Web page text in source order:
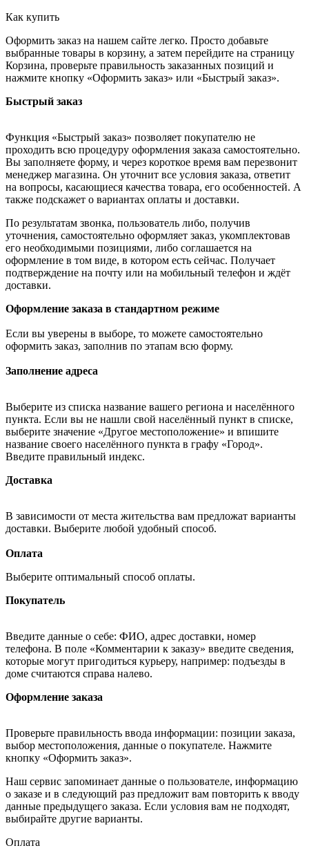
Как купить
Оформить заказ на нашем сайте легко. Просто добавьте
выбранные товары в корзину, а затем перейдите на страницу
Корзина, проверьте правильность заказанных позиций и
нажмите кнопку «Оформить заказ» или «Быстрый заказ».
Быстрый заказ
Функция «Быстрый заказ» позволяет покупателю не
проходить всю процедуру оформления заказа самостоятельно.
Вы заполняете форму, и через короткое время вам перезвонит
менеджер магазина. Он уточнит все условия заказа, ответит
на вопросы, касающиеся качества товара, его особенностей. А
также подскажет о вариантах оплаты и доставки.
По результатам звонка, пользователь либо, получив
уточнения, самостоятельно оформляет заказ, укомплектовав
его необходимыми позициями, либо соглашается на
оформление в том виде, в котором есть сейчас. Получает
подтверждение на почту или на мобильный телефон и ждёт
доставки.
Оформление заказа в стандартном режиме
Если вы уверены в выборе, то можете самостоятельно
оформить заказ, заполнив по этапам всю форму.
Заполнение адреса
Выберите из списка название вашего региона и населённого
пункта. Если вы не нашли свой населённый пункт в списке,
выберите значение «Другое местоположение» и впишите
название своего населённого пункта в графу «Город».
Введите правильный индекс.
Доставка
В зависимости от места жительства вам предложат варианты
доставки. Выберите любой удобный способ.
Оплата
Выберите оптимальный способ оплаты.
Покупатель
Введите данные о себе: ФИО, адрес доставки, номер
телефона. В поле «Комментарии к заказу» введите сведения,
которые могут пригодиться курьеру, например: подъезды в
доме считаются справа налево.
Оформление заказа
Проверьте правильность ввода информации: позиции заказа,
выбор местоположения, данные о покупателе. Нажмите
кнопку «Оформить заказ».
Наш сервис запоминает данные о пользователе, информацию
о заказе и в следующий раз предложит вам повторить к вводу
данные предыдущего заказа. Если условия вам не подходят,
выбирайте другие варианты.
Оплата